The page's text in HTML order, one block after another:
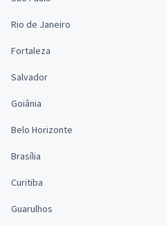
Rio de Janeiro
Fortaleza
Salvador
Goiânia
Belo Horizonte
Brasília
Curitiba
Guarulhos